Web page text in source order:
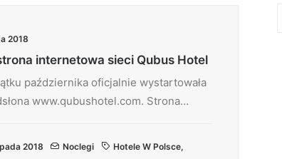
2018
internetowa sieci Qubus Hotel
października oficjalnie wystartowała
www.qubushotel.com. Strona…
2018 Noclegi Hotele W Polsce,